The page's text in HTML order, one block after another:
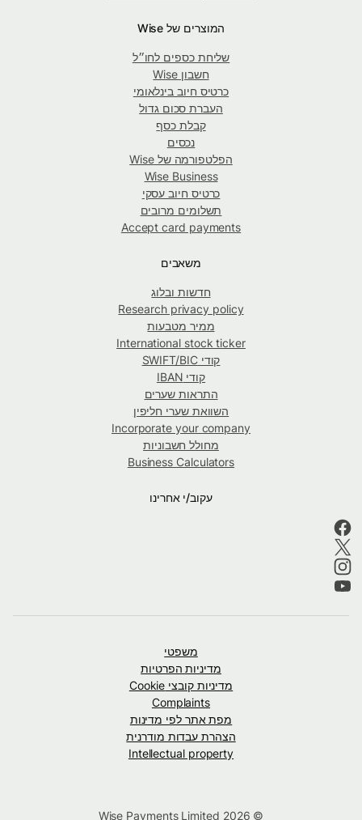
המוצרים של Wise
שליחת כספים לחו״ל
חשבון Wise
כרטיס חיוב בינלאומי
העברת סכום גדול
קבלת כסף
נכסים
הפלטפורמה של Wise
Wise Business
כרטיס חיוב עסקי
תשלומים מרובים
Accept card payments
משאבים
חדשות ובלוג
Research privacy policy
ממיר מטבעות
International stock ticker
קודי SWIFT/BIC
קודי IBAN
התראות שערים
השוואת שערי חליפין
Incorporate your company
מחולל חשבוניות
Business Calculators
עקוב/י אחרינו
משפטי
מדיניות הפרטיות
מדיניות קובצי Cookie
Complaints
מפת אתר לפי מדינות
הצהרת עבדות מודרנית
Intellectual property